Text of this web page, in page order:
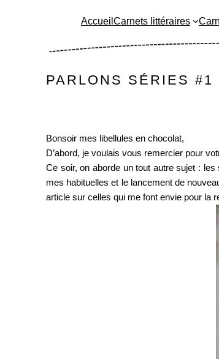
AccueilCarnets littéraires
PARLONS SÉRIES #1
Bonsoir mes libellules en chocolat,
D’abord, je voulais vous remercier pour
Ce soir, on aborde un tout autre sujet :
mes habituelles et le lancement de
article sur celles qui me font envie pour la